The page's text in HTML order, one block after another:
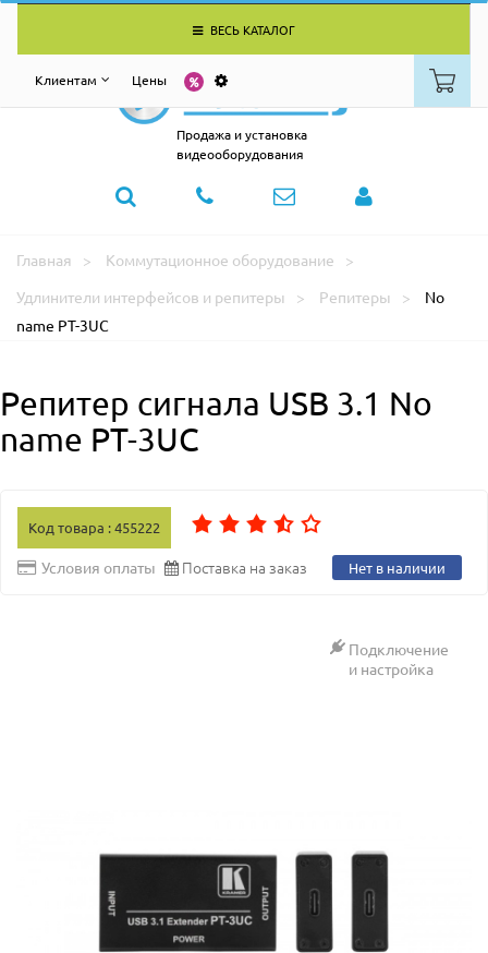
ВЕСЬ КАТАЛОГ
Клиентам Цены
Продажа и установка
видеооборудования
Главная
Коммутационное оборудование
Удлинители интерфейсов и репитеры
Репитеры
No
name PT-3UC
Репитер сигнала USB 3.1 No
name PT-3UC
Код товара : 455222
Условия оплаты Поставка на заказ Нет в наличии
Подключение
и настройка